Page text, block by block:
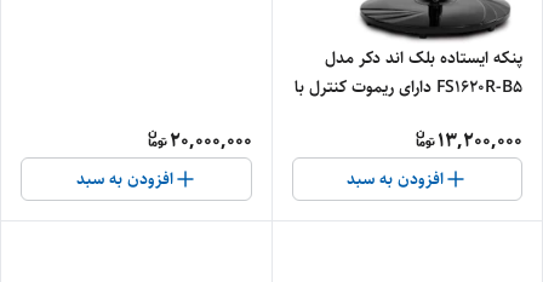
پنکه ایستاده بلک اند دکر مدل
FS1620R-B5 دارای ریموت کنترل با
13,200,000
افزودن به سبد
20,000,000
افزودن به سبد